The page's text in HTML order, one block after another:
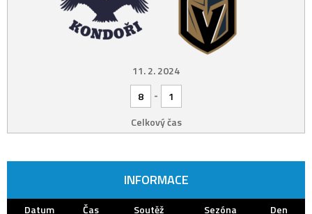
11. 2. 2024
8
-
1
Celkový čas
INFORMACE
Datum Čas Soutěž Sezóna
Den